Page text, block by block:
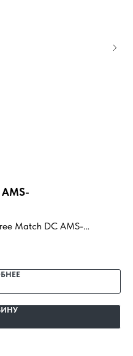
AMS-
Match DC AMS-
монтаж и